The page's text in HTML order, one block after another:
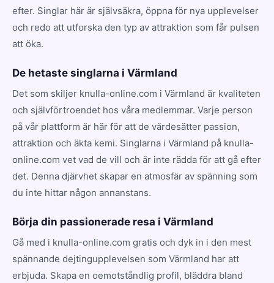
efter. Singlar här är självsäkra, öppna för nya upplevelser
och redo att utforska den typ av attraktion som får pulsen
att öka.
De hetaste singlarna i Värmland
Det som skiljer knulla-online.com i Värmland är kvaliteten
och självförtroendet hos våra medlemmar. Varje person
på vår plattform är här för att de värdesätter passion,
attraktion och äkta kemi. Singlarna i Värmland på knulla-
online.com vet vad de vill och är inte rädda för att gå efter
det. Denna djärvhet skapar en atmosfär av spänning som
du inte hittar någon annanstans.
Börja din passionerade resa i Värmland
Gå med i knulla-online.com gratis och dyk in i den mest
spännande dejtingupplevelsen som Värmland har att
erbjuda. Skapa en oemotståndlig profil, bläddra bland